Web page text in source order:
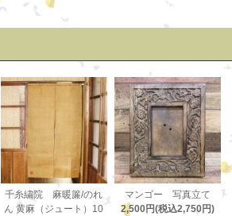
千糸繍院 麻暖簾/のれ
ん 黄麻（ジュート）10
マンゴー 写真立て
2,500円(税込2,750円)